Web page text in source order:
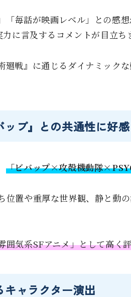
「毎話が映画レベル」との
に言及するコメントが目立ち
戦』に通じるダイナミックな
ップ』との共通性に好感
「ビバップ×攻殻機動隊
位置や重厚な世界観、静と動
囲気系SFアニメ」として高く
キャラクター演出